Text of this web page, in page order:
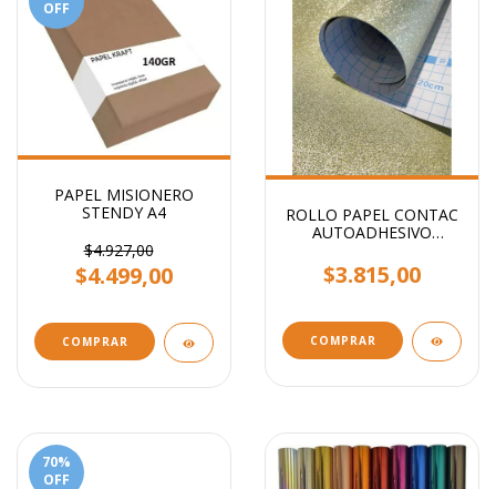
OFF
PAPEL MISIONERO
STENDY A4
$4.927,00
$4.499,00
COMPRAR
ROLLO PAPEL CONTAC
AUTOADHESIVO
X 45CM
$3.815,00
COMPRAR
70%
OFF